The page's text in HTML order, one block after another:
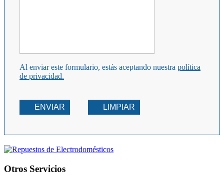
Al enviar este formulario, estás aceptando nuestra política
de privacidad.
ENVIAR LIMPIAR
Otros Servicios